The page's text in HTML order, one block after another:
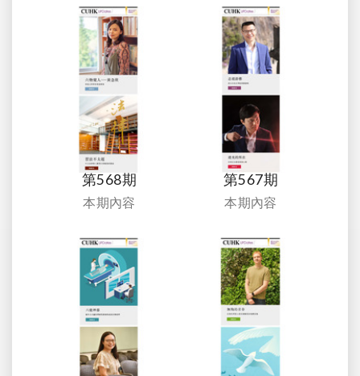
第568期
本期內容
第567期
本期內容